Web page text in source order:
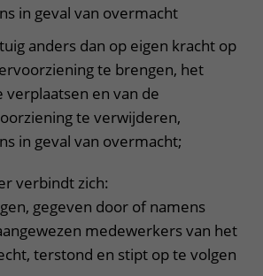
in geval van overmacht
anders dan op eigen kracht op
te brengen, het
verplaatsen en van de
te verwijderen,
in geval van overmacht;
verbindt zich:
gegeven door of namens
medewerkers van het
terstond en stipt op te volgen